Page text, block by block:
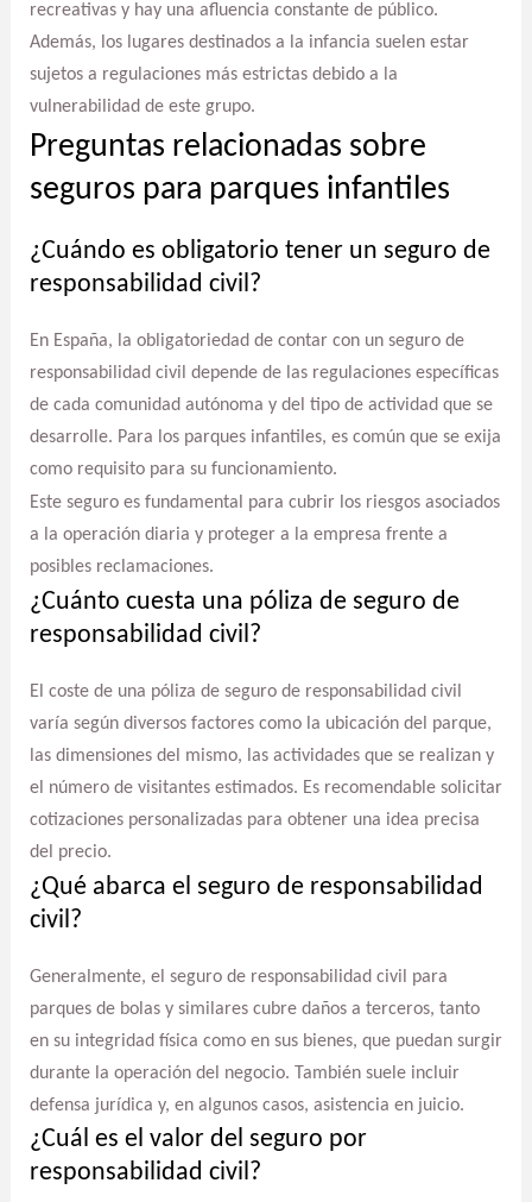
recreativas y hay una afluencia constante de público.
Además, los lugares destinados a la infancia suelen estar
sujetos a regulaciones más estrictas debido a la
vulnerabilidad de este grupo.
Preguntas relacionadas sobre
seguros para parques infantiles
¿Cuándo es obligatorio tener un seguro de
responsabilidad civil?
En España, la obligatoriedad de contar con un seguro de
responsabilidad civil depende de las regulaciones específicas
de cada comunidad autónoma y del tipo de actividad que se
desarrolle. Para los parques infantiles, es común que se exija
como requisito para su funcionamiento.
Este seguro es fundamental para cubrir los riesgos asociados
a la operación diaria y proteger a la empresa frente a
posibles reclamaciones.
¿Cuánto cuesta una póliza de seguro de
responsabilidad civil?
El coste de una póliza de seguro de responsabilidad civil
varía según diversos factores como la ubicación del parque,
las dimensiones del mismo, las actividades que se realizan y
el número de visitantes estimados. Es recomendable solicitar
cotizaciones personalizadas para obtener una idea precisa
del precio.
¿Qué abarca el seguro de responsabilidad
civil?
Generalmente, el seguro de responsabilidad civil para
parques de bolas y similares cubre daños a terceros, tanto
en su integridad física como en sus bienes, que puedan surgir
durante la operación del negocio. También suele incluir
defensa jurídica y, en algunos casos, asistencia en juicio.
¿Cuál es el valor del seguro por
responsabilidad civil?